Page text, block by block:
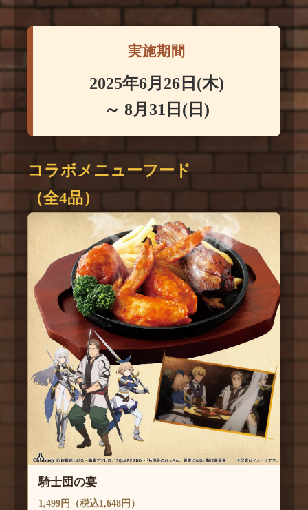
実施期間
2025年6月26日(木)
～ 8月31日(日)
コラボメニューフード
（全4品）
騎士団の宴
1,499円（税込1,648円）